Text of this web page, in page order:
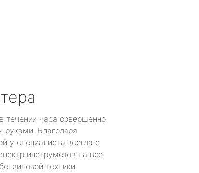
течении часа совершенно
руками. Благодаря
у специалиста всегда с
инструметов на все
техники.